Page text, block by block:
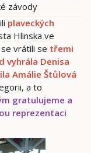
závody
plaveckých
Hlinska ve
vrátili se třemi
vyhrála Denisa
Amálie Štůlová
a to
gratulujeme a
reprezentaci